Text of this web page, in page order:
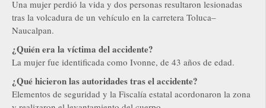
Una mujer perdió la vida y dos personas resultaron lesionadas
tras la volcadura de un vehículo en la carretera Toluca–
Naucalpan.
¿Quién era la víctima del accidente?
La mujer fue identificada como Ivonne, de 43 años de edad.
¿Qué hicieron las autoridades tras el accidente?
Elementos de seguridad y la Fiscalía estatal acordonaron la zona